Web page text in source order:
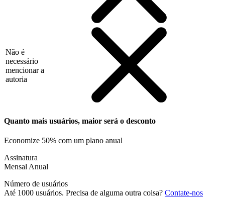
Não é
necessário
mencionar a
autoria
Quanto mais usuários, maior será o desconto
Economize 50% com um plano anual
Assinatura
Mensal Anual
Número de usuários
Até 1000 usuários. Precisa de alguma outra coisa? Contate-nos